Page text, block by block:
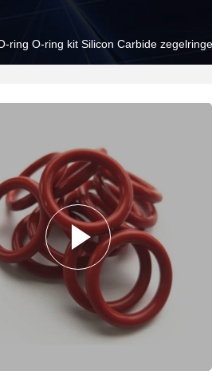
ring O-ring kit Silicon Carbide